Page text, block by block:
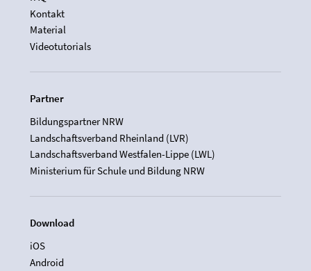
Kontakt
Material
Videotutorials
Partner
Bildungspartner NRW
Landschaftsverband Rheinland (LVR)
Landschaftsverband Westfalen-Lippe (LWL)
Ministerium für Schule und Bildung NRW
Download
iOS
Android